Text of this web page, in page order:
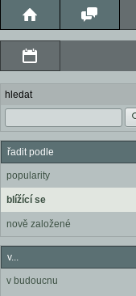
hledat
řadit podle
popularity
blížící se
nově založené
v...
v budoucnu